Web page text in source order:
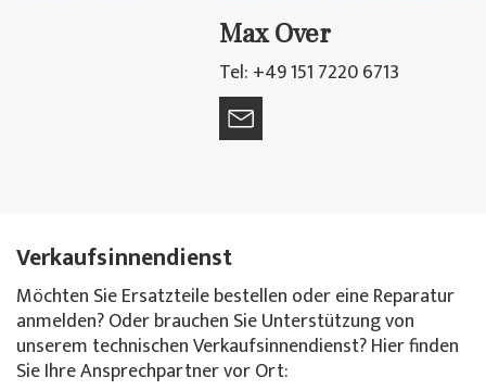
Max Over
Tel: +49 151 7220 6713
Verkaufsinnendienst
Möchten Sie Ersatzteile bestellen oder eine Reparatur
anmelden? Oder brauchen Sie Unterstützung von
unserem technischen Verkaufsinnendienst? Hier finden
Sie Ihre Ansprechpartner vor Ort: